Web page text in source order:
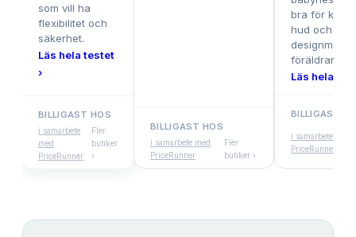
som vill ha
flexibilitet och
säkerhet.
Läs hela testet
›
BILLIGAST HOS
i samarbete
med
PriceRunner
Fler
butiker
›
BILLIGAST HOS
i samarbete med
PriceRunner
Fler
butiker ›
bra för
hud och
föräldrar.
Läs hela
BILLIGAST
i samarbete med
PriceRunner